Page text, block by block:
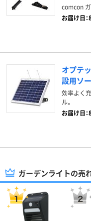
comcon
お届け日：
オプテ
設用ソ
効率よく
ル。
お届け日：
ガーデンライトの売